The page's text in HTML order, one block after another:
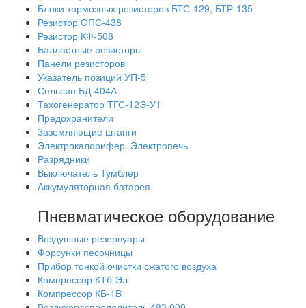
Блоки тормозных резисторов БТС-129, БТР-135
Резистор ОПС-438
Резистор КФ-508
Балластные резисторы
Панели резисторов
Указатель позиций УП-5
Сельсин БД-404А
Тахогенератор ТГС-12Э-У1
Предохранители
Заземляющие штанги
Электрокалорифер. Электропечь
Разрядники
Выключатель Тумблер
Аккумуляторная батарея
Пневматическое оборудование
Воздушные резервуары
Форсунки песочницы
Прибор тонкой очистки сжатого воздуха
Компрессор КТб-Эл
Компрессор КБ-1В